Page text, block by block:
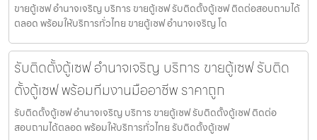
ขายตู้เซฟ อำนาจเจริญ บริการ ขายตู้เซฟ รับติดตั้งตู้เซฟ ติดต่อสอบถามได้
ตลอด พร้อมให้บริการทั่วไทย ขายตู้เซฟ อำนาจเจริญ โด
รับติดตั้งตู้เซฟ อำนาจเจริญ บริการ ขายตู้เซฟ รับติด
ตั้งตู้เซฟ พร้อมทีมงานมืออาชีพ ราคาถูก
รับติดตั้งตู้เซฟ อำนาจเจริญ บริการ ขายตู้เซฟ รับติดตั้งตู้เซฟ ติดต่อ
สอบถามได้ตลอด พร้อมให้บริการทั่วไทย รับติดตั้งตู้เซฟ